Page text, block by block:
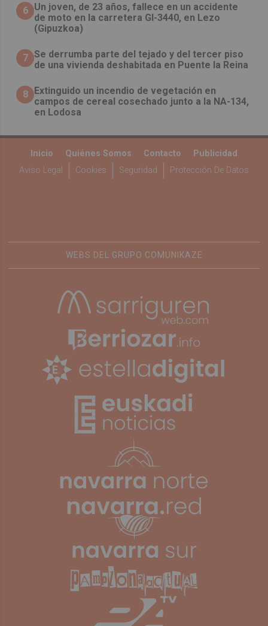
6 Un joven, de 23 años, fallece en un accidente
de moto en la carretera GI-3440, en Lezo
(Gipuzkoa)
7 Se derrumba parte del tejado y del tercer piso
de una vivienda deshabitada en Puente la Reina
8 Extinguido un incendio de vegetación en
campos de cereal cosechado junto a la NA-134,
en Lodosa
Inicio Quiénes Somos Contacto
Publicidad
Aviso Legal
Cookies Seguridad Protección De Datos
WEBS DEL GRUPO COMUNIKAZE